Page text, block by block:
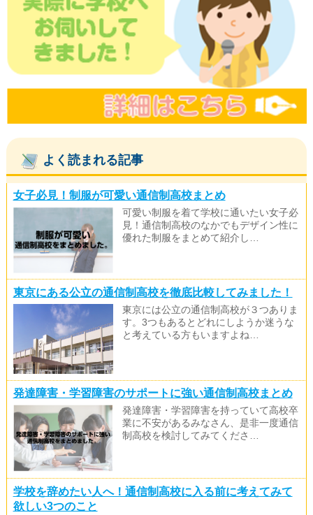
よく読まれる記事
女子必見！制服が可愛い通信制高校まとめ
可愛い制服を着て学校に通いたい女子必
見！通信制高校のなかでもデザイン性に
優れた制服をまとめて紹介し…
東京にある公立の通信制高校を徹底比較してみました！
東京には公立の通信制高校が３つありま
す。3つもあるとどれにしようか迷うな
と考えている方もいますよね…
発達障害・学習障害のサポートに強い通信制高校まとめ
発達障害・学習障害を持っていて高校卒
業に不安があるみなさん、是非一度通信
制高校を検討してみてくださ…
学校を辞めたい人へ！通信制高校に入る前に考えてみて
欲しい3つのこと